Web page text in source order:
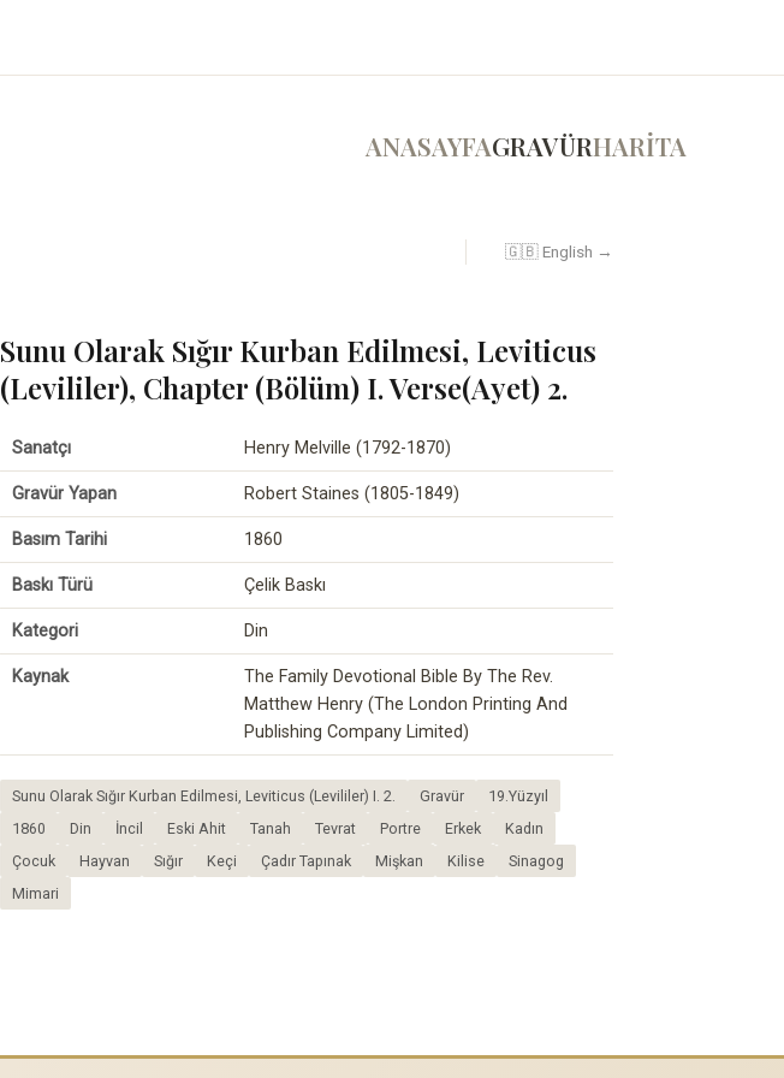
ANASAYFAGRAVÜRHARİTA
🇬🇧 English →
Sunu Olarak Sığır Kurban Edilmesi, Leviticus
(Levililer), Chapter (Bölüm) I. Verse(Ayet) 2.
Sanatçı Henry Melville (1792-1870)
Gravür Yapan Robert Staines (1805-1849)
Basım Tarihi 1860
Baskı Türü Çelik Baskı
Kategori Din
Kaynak
The Family Devotional Bible By The Rev.
Matthew Henry (The London Printing And
Publishing Company Limited)
Sunu Olarak Sığır Kurban Edilmesi, Leviticus (Levililer) I. 2. Gravür
19.Yüzyıl
1860
Din İncil Eski Ahit Tanah Tevrat Portre Erkek
Kadın
Çocuk
Hayvan Sığır Keçi Çadır Tapınak Mişkan Kilise
Sinagog
Mimari